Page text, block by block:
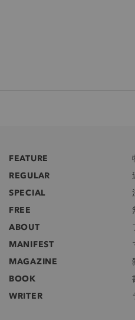
FEATURE
REGULAR
SPECIAL
FREE
ABOUT
MANIFEST
MAGAZINE
BOOK
WRITER